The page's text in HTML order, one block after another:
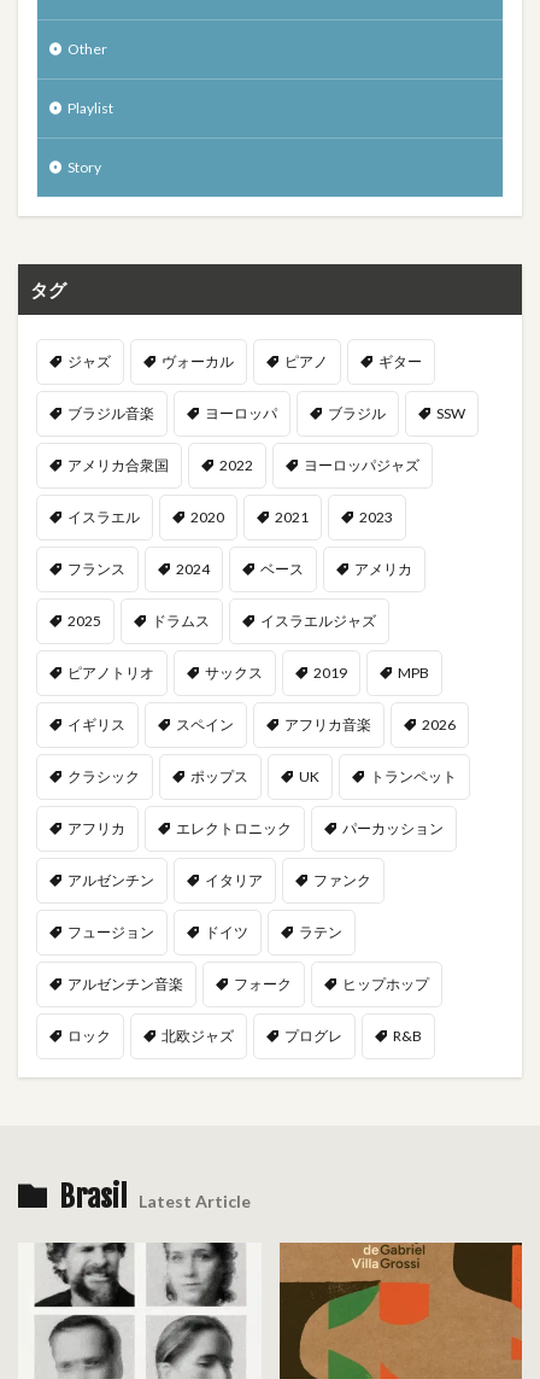
Other
Playlist
Story
タグ
ジャズ ヴォーカル ピアノ ギター
ブラジル音楽 ヨーロッパ ブラジル SSW
アメリカ合衆国 2022 ヨーロッパジャズ
イスラエル 2020 2021 2023
フランス 2024 ベース アメリカ
2025 ドラムス イスラエルジャズ
ピアノトリオ サックス 2019 MPB
イギリス スペイン アフリカ音楽 2026
クラシック ポップス UK トランペット
アフリカ エレクトロニック パーカッション
アルゼンチン イタリア ファンク
フュージョン ドイツ ラテン
アルゼンチン音楽 フォーク ヒップホップ
ロック 北欧ジャズ プログレ R&B
Brasil Latest Article